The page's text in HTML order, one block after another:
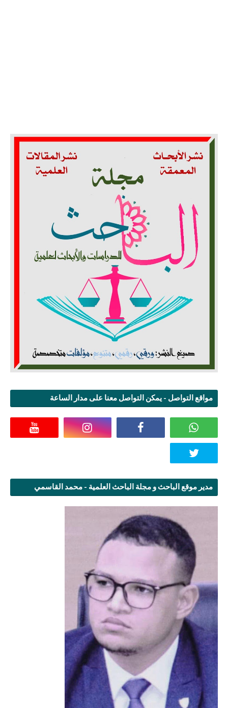
مواقع التواصل - يمكن التواصل معنا على مدار الساعة
مدير موقع الباحث و مجلة الباحث العلمية - محمد القاسمي